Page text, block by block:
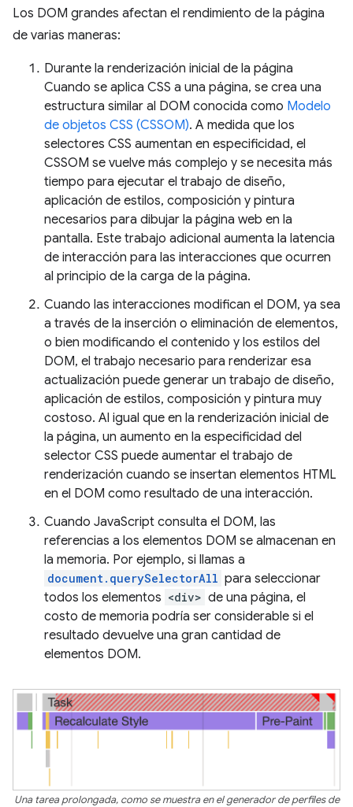
Los DOM grandes afectan el rendimiento de la página
de varias maneras:
Durante la renderización inicial de la página
Cuando se aplica CSS a una página, se crea una
estructura similar al DOM conocida como Modelo
de objetos CSS (CSSOM). A medida que los
selectores CSS aumentan en especificidad, el
CSSOM se vuelve más complejo y se necesita más
tiempo para ejecutar el trabajo de diseño,
aplicación de estilos, composición y pintura
necesarios para dibujar la página web en la
pantalla. Este trabajo adicional aumenta la latencia
de interacción para las interacciones que ocurren
al principio de la carga de la página.
Cuando las interacciones modifican el DOM, ya sea
a través de la inserción o eliminación de elementos,
o bien modificando el contenido y los estilos del
DOM, el trabajo necesario para renderizar esa
actualización puede generar un trabajo de diseño,
aplicación de estilos, composición y pintura muy
costoso. Al igual que en la renderización inicial de
la página, un aumento en la especificidad del
selector CSS puede aumentar el trabajo de
renderización cuando se insertan elementos HTML
en el DOM como resultado de una interacción.
Cuando JavaScript consulta el DOM, las
referencias a los elementos DOM se almacenan en
la memoria. Por ejemplo, si llamas a
document.querySelectorAll para seleccionar
todos los elementos <div> de una página, el
costo de memoria podría ser considerable si el
resultado devuelve una gran cantidad de
elementos DOM.
Una tarea prolongada, como se muestra en el generador de perfiles de